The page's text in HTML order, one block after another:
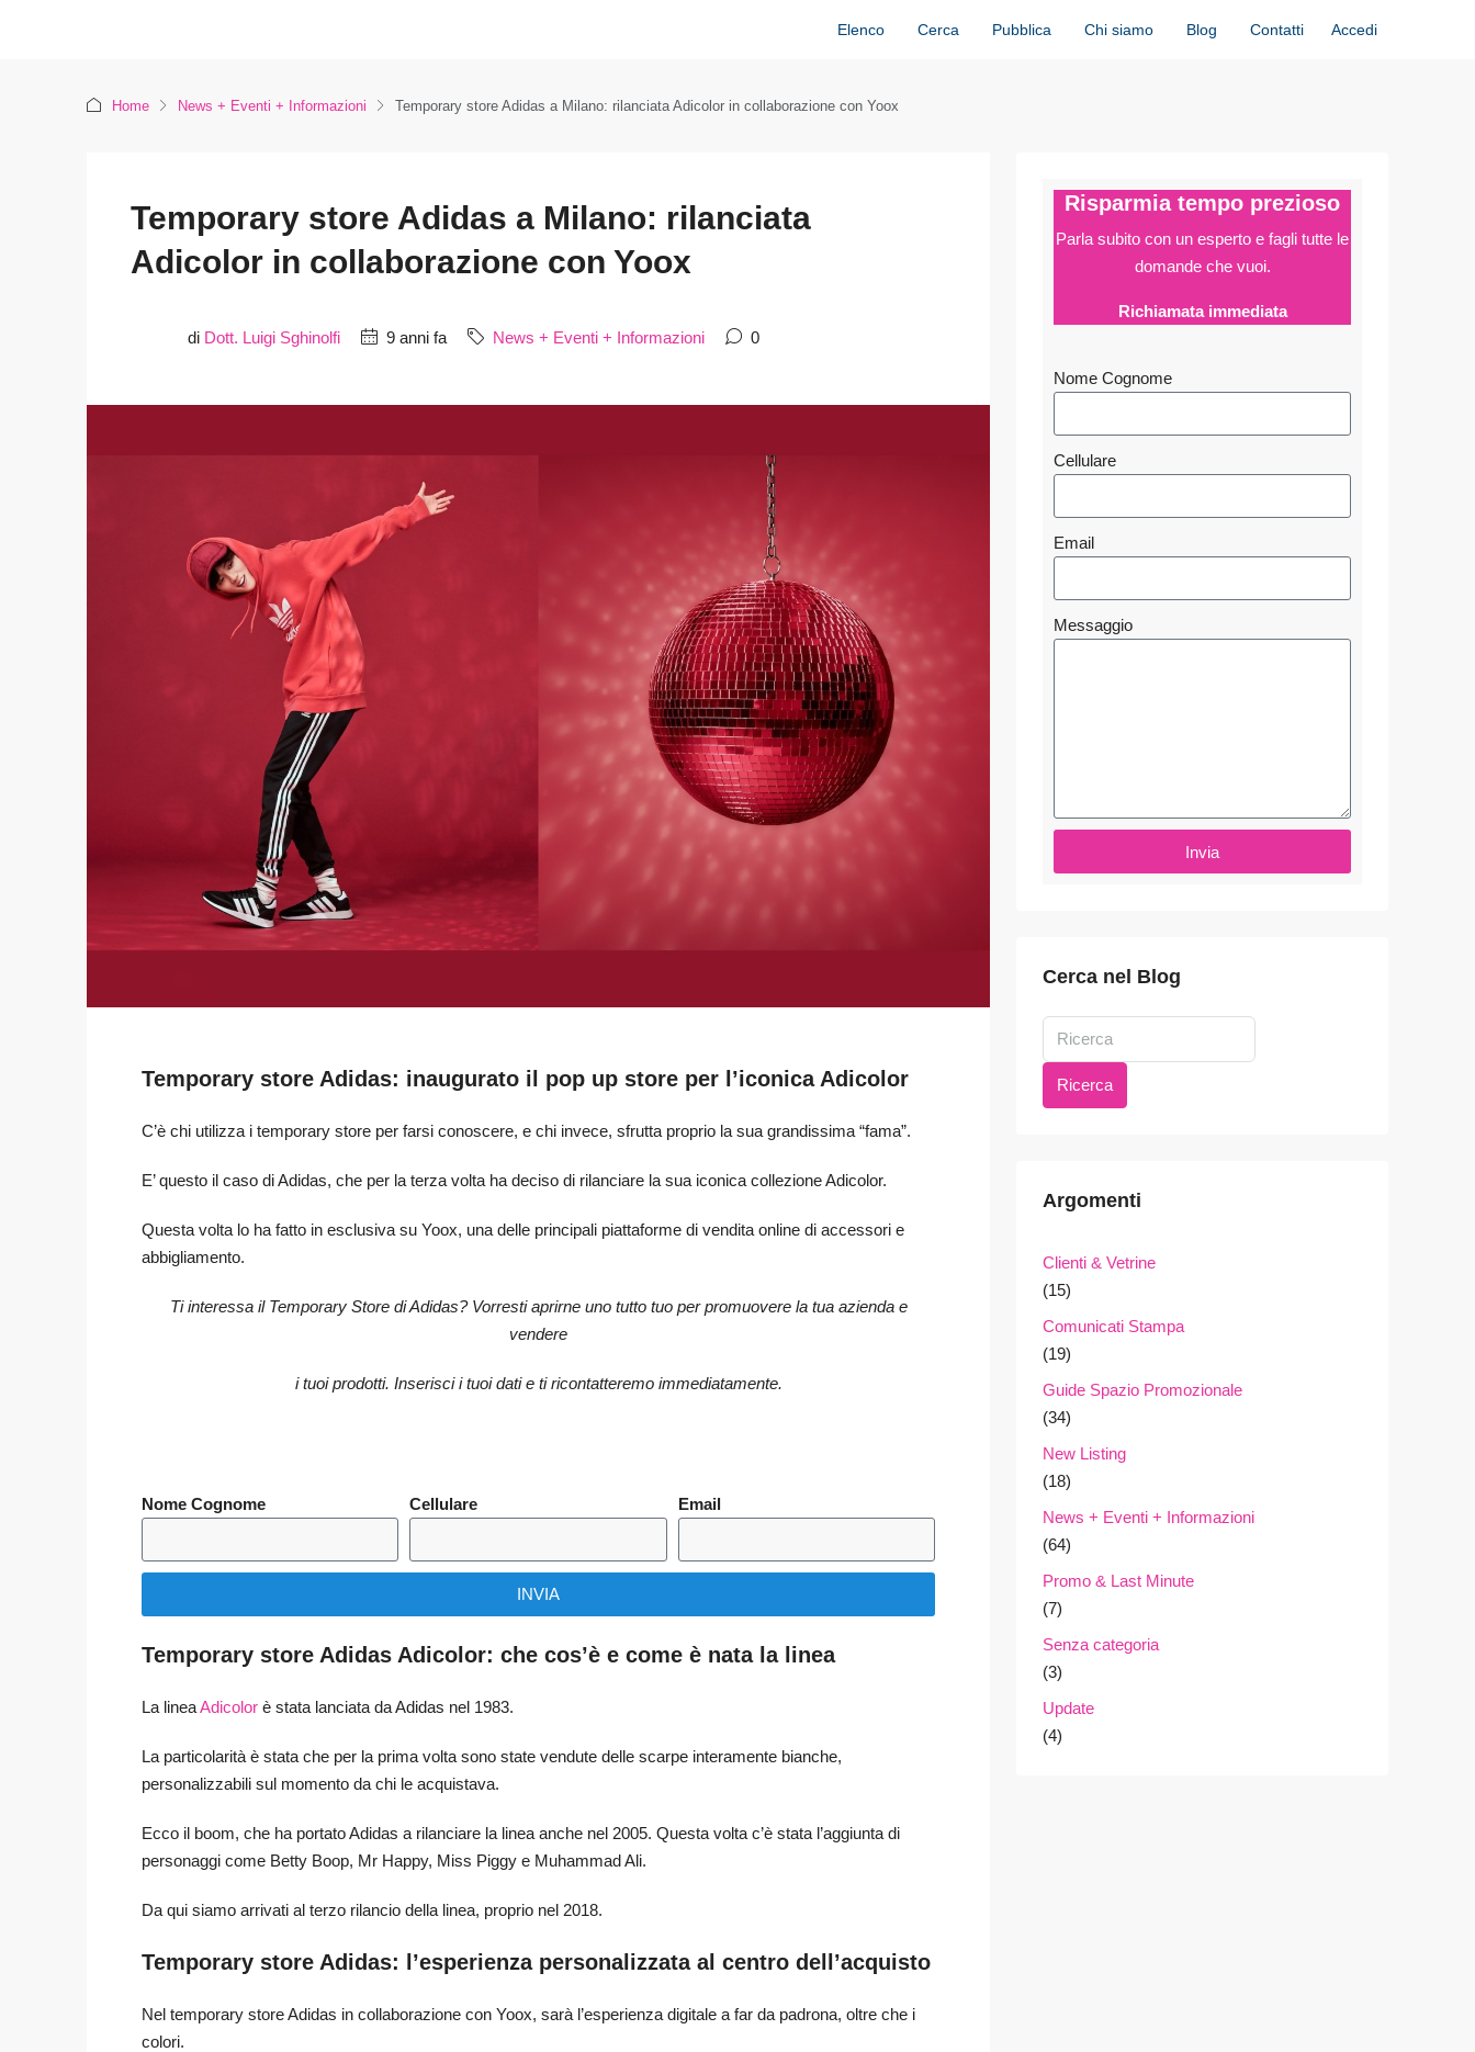
Elenco Cerca Pubblica Chi siamo Blog Contatti Accedi
Home News + Eventi + Informazioni Temporary store Adidas a Milano: rilanciata Adicolor in collaborazione con Yoox
Temporary store Adidas a Milano: rilanciata
Adicolor in collaborazione con Yoox
di Dott. Luigi Sghinolfi 9 anni fa News + Eventi + Informazioni 0
Temporary store Adidas: inaugurato il pop up store per l’iconica Adicolor
C’è chi utilizza i temporary store per farsi conoscere, e chi invece, sfrutta proprio la sua grandissima “fama”.
E’ questo il caso di Adidas, che per la terza volta ha deciso di rilanciare la sua iconica collezione Adicolor.
Questa volta lo ha fatto in esclusiva su Yoox, una delle principali piattaforme di vendita online di accessori e
abbigliamento.
Ti interessa il Temporary Store di Adidas? Vorresti aprirne uno tutto tuo per promuovere la tua azienda e
vendere
i tuoi prodotti. Inserisci i tuoi dati e ti ricontatteremo immediatamente.
Nome Cognome Cellulare Email
INVIA
Temporary store Adidas Adicolor: che cos’è e come è nata la linea
La lineaAdicolor è stata lanciata da Adidas nel 1983.
La particolarità è stata che per la prima volta sono state vendute delle scarpe interamente bianche,
personalizzabili sul momento da chi le acquistava.
Ecco il boom, che ha portato Adidas a rilanciare la linea anche nel 2005. Questa volta c’è stata l’aggiunta di
personaggi come Betty Boop, Mr Happy, Miss Piggy e Muhammad Ali.
Da qui siamo arrivati al terzo rilancio della linea, proprio nel 2018.
Temporary store Adidas: l’esperienza personalizzata al centro dell’acquisto
Nel temporary store Adidas in collaborazione con Yoox, sarà l’esperienza digitale a far da padrona, oltre che i
colori.
Risparmia tempo prezioso
Parla subito con un esperto e fagli tutte le
domande che vuoi.
Richiamata immediata
Nome Cognome
Cellulare
Email
Messaggio
Invia
Cerca nel Blog
Ricerca
Argomenti
Clienti & Vetrine
(15)
Comunicati Stampa
(19)
Guide Spazio Promozionale
(34)
New Listing
(18)
News + Eventi + Informazioni
(64)
Promo & Last Minute
(7)
Senza categoria
(3)
Update
(4)